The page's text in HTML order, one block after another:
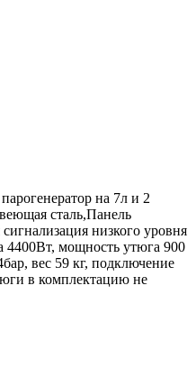
на 7л и 2
сталь,Панель
низкого уровня
4400Вт, мощность утюга 900
вес 59 кг, подключение
в комплектацию не